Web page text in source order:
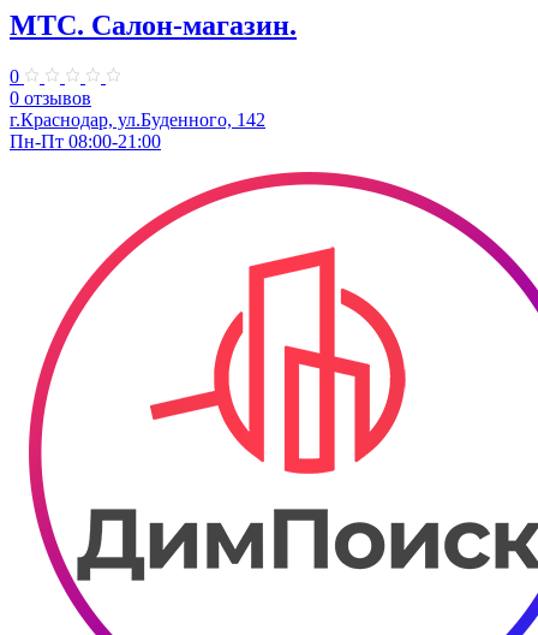
МТС. Салон-магазин.
0
0 отзывов
г.Краснодар, ул.Буденного, 142
Пн-Пт 08:00-21:00